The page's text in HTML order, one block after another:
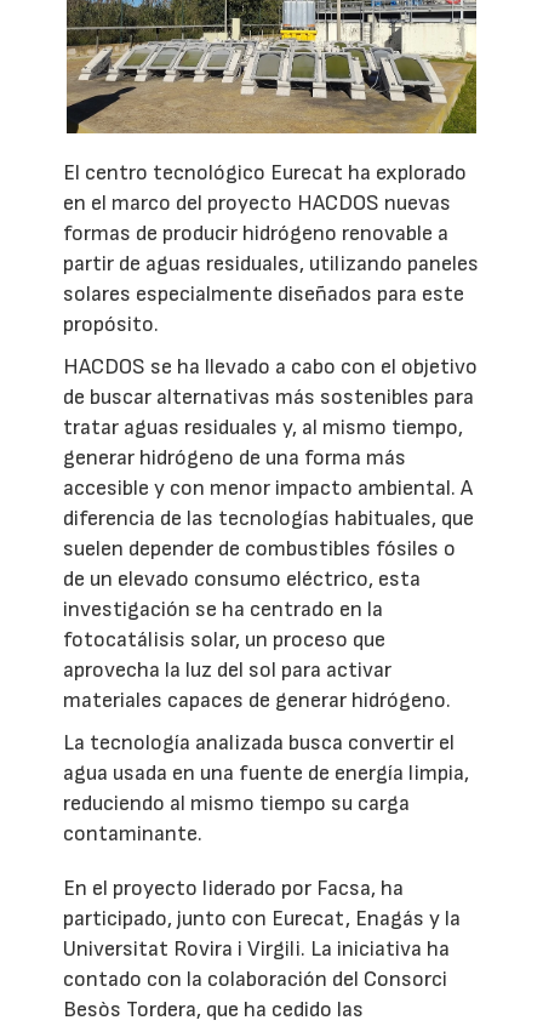
El centro tecnológico Eurecat ha explorado
en el marco del proyecto HACDOS nuevas
formas de producir hidrógeno renovable a
partir de aguas residuales, utilizando paneles
solares especialmente diseñados para este
propósito.
HACDOS se ha llevado a cabo con el objetivo
de buscar alternativas más sostenibles para
tratar aguas residuales y, al mismo tiempo,
generar hidrógeno de una forma más
accesible y con menor impacto ambiental. A
diferencia de las tecnologías habituales, que
suelen depender de combustibles fósiles o
de un elevado consumo eléctrico, esta
investigación se ha centrado en la
fotocatálisis solar, un proceso que
aprovecha la luz del sol para activar
materiales capaces de generar hidrógeno.
La tecnología analizada busca convertir el
agua usada en una fuente de energía limpia,
reduciendo al mismo tiempo su carga
contaminante.
En el proyecto liderado por Facsa, ha
participado, junto con Eurecat, Enagás y la
Universitat Rovira i Virgili. La iniciativa ha
contado con la colaboración del Consorci
Besòs Tordera, que ha cedido las